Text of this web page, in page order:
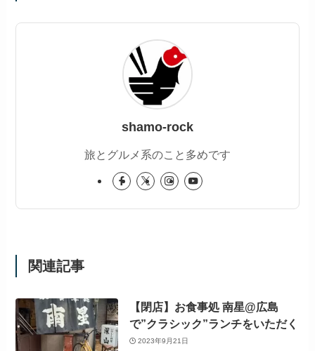
shamo-rock
旅とグルメ系のこと多めです
関連記事
【閉店】お食事処 南星@広島
で”クラシック”ランチをいただく
2023年9月21日